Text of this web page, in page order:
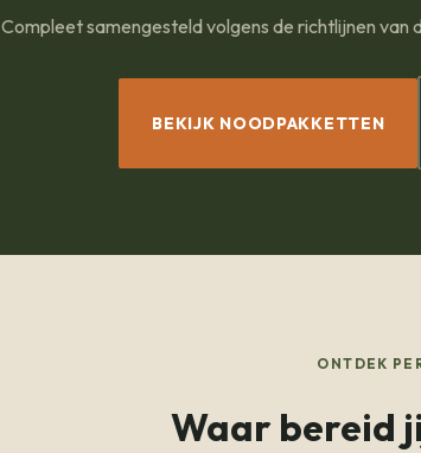
Compleet samengesteld volgens de richtlijnen
BEKIJK NOODPAKKETTEN
ONTDEK
Waar bereid